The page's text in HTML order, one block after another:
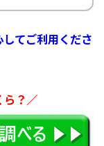
てご利用くださ
ら？／